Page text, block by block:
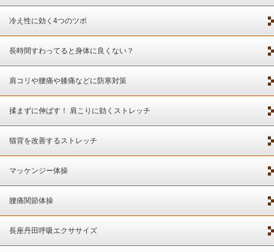
冷え性に効く4つのツボ
長時間すわってると身体に良くない？
肩コリや腰痛や膝痛などに防寒対策
揉まずに伸ばす！ 肩こりに効くストレッチ
猫背を改善するストレッチ
マッケンジー体操
腰痛関節体操
長座丹田呼吸エクササイズ